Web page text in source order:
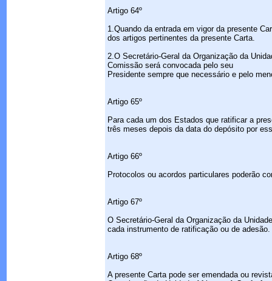
Artigo 64º
1.Quando da entrada em vigor da presente
dos artigos pertinentes da presente Carta.
2.O Secretário-Geral da Organização da
Comissão será convocada pelo seu
Presidente sempre que necessário e pelo
Artigo 65º
Para cada um dos Estados que ratificar a
três meses depois da data do depósito por
Artigo 66º
Protocolos ou acordos particulares poderão
Artigo 67º
O Secretário-Geral da Organização da
cada instrumento de ratificação ou de adesão.
Artigo 68º
A presente Carta pode ser emendada ou